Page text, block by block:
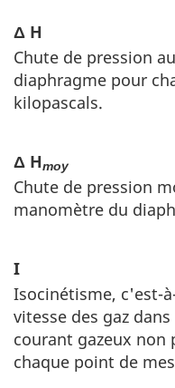
Δ H
Chute de pression
diaphragme pour
kilopascals.
Δ Hmoy
Chute de pression
manomètre du
I
Isocinétisme, c'est-
vitesse des gaz
courant gazeux non
chaque point de